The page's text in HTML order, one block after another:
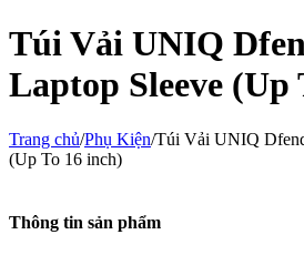
Túi Vải UNIQ
Laptop Sleeve (Up
Trang chủ/Phụ Kiện/Túi Vải UNIQ
(Up To 16 inch)
Thông tin sản phẩm